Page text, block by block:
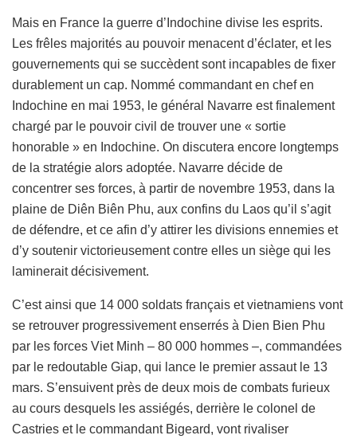
Mais en France la guerre d’Indochine divise les esprits.
Les frêles majorités au pouvoir menacent d’éclater, et les
gouvernements qui se succèdent sont incapables de fixer
durablement un cap. Nommé commandant en chef en
Indochine en mai 1953, le général Navarre est finalement
chargé par le pouvoir civil de trouver une « sortie
honorable » en Indochine. On discutera encore longtemps
de la stratégie alors adoptée. Navarre décide de
concentrer ses forces, à partir de novembre 1953, dans la
plaine de Diên Biên Phu, aux confins du Laos qu’il s’agit
de défendre, et ce afin d’y attirer les divisions ennemies et
d’y soutenir victorieusement contre elles un siège qui les
laminerait décisivement.
C’est ainsi que 14 000 soldats français et vietnamiens vont
se retrouver progressivement enserrés à Dien Bien Phu
par les forces Viet Minh – 80 000 hommes –, commandées
par le redoutable Giap, qui lance le premier assaut le 13
mars. S’ensuivent près de deux mois de combats furieux
au cours desquels les assiégés, derrière le colonel de
Castries et le commandant Bigeard, vont rivaliser